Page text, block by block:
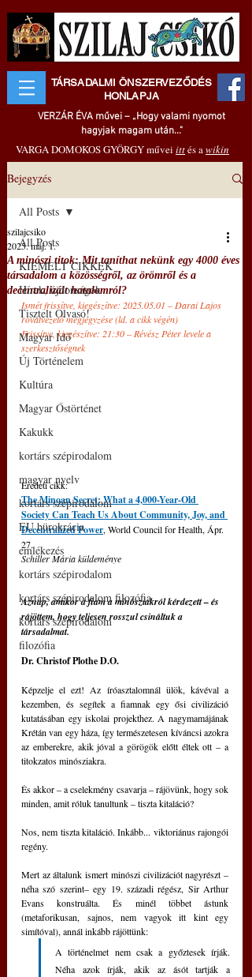
TÁRSADALMI ÖNSZERVEZŐDÉS
HONLAPJA
VERZÁR ÉVA művei – „Hogy valami nyomot
hagyjak magam után..."
VARGA DOMOKOS GYÖRGY művei ittés awikin
Bejegyzés
All Posts
KIEMELT CIKKEK
Hírek, újdonságok
Tisztelt Olvasó!
Magyar Idő
Új Történelem
Kultúra
Magyar Őstörténet
Kakukk
kortárs szépirodalom
magyar nyelv
kortárs szépirodalom
EU bürokrácia
emlékezés
kortárs szépirodalom
kortárs szépirodalom filozófia
kortárs szépirodalom
filozófia
All Posts
A minószi titok: Mit taníthat nekünk egy 4000 éves
társadalom a közösségről, az örömről és a
decentralizált hatalomról?
szilajcsiko
2025. máj. 1.
Ismét frissítve, kiegészítve: 2025.05.01 – Darai Lajos
rovatvezető megjegyzése (ld. a cikk végén)
Frissítve, kiegészítve: 21:30 – Révész Péter levele a
szerkesztőségnek
Eredeti cikk:
The Minoan Secret: What a 4,000-Year-Old
Society Can Teach Us About Community, Joy, and
Decentralized Power, World Council for Health, Ápr.
27.
Schiller Mária küldeménye
Aznap, amikor a fiam a minósziakról kérdezett – és
rájöttem, hogy teljesen rosszul csináltuk a
társadalmat.
Dr. Christof Plothe D.O.
Képzelje el ezt! Az íróasztalomnál ülök, kávéval a
kezemben, és segítek a fiamnak egy ősi civilizáció
kutatásában egy iskolai projekthez. A nagymamájának
Krétán van egy háza, így természetesen kíváncsi azokra
az emberekre, akik jóval a görögök előtt éltek ott – a
titokzatos minósziakra.
És akkor – a cselekmény csavarja – rájövünk, hogy sok
minden, amit róluk tanultunk – tiszta kitaláció?
Nos, nem tiszta kitaláció. Inkább... viktoriánus rajongói
regény.
Mert az általunk ismert minószi civilizációt nagyrészt –
néha szó szerint– egy 19. századi régész, Sir Arthur
Evans konstruálta. És minél többet ástunk
(metaforikusan, sajnos, nem vagyok itt kint egy
simítóval), annál inkább rájöttünk:
A történelmet nem csak a győztesek írják.
Néha azok írják, akik az ásót tartják a